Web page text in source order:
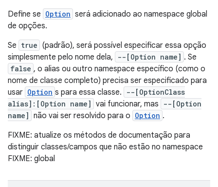
Define se Option será adicionado ao namespace global
de opções.
Se true (padrão), será possível especificar essa opção
simplesmente pelo nome dela,
--[Option name] . Se
false , o alias ou outro namespace específico (como o
nome de classe completo) precisa ser especificado para
usar Option s para essa classe.
--[OptionClass
alias]:[Option name] vai funcionar, mas
--[Option
name] não vai ser resolvido para o Option .
FIXME: atualize os métodos de documentação para
distinguir classes/campos que não estão no namespace
FIXME: global